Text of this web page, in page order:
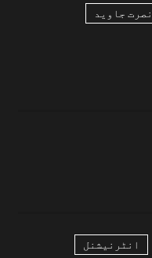
نصرت جاوید
انٹرنیشنل